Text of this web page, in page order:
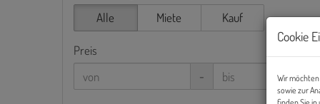
Alle
Miete Kauf
Preis
-
Cookie
Wir
sowie zur
finden Sie in